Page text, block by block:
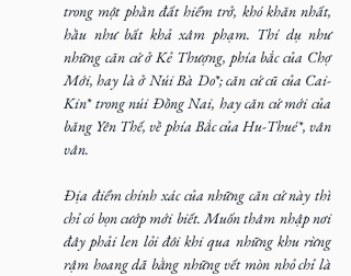
trong một phần đất hiểm trở, khó khăn nhất,
hầu như bất khả xâm phạm. Thí dụ như
những căn cứ ở Kẻ Thượng, phía bắc của Chợ
Mới, hay là ở Núi Bà Do*; căn cứ cũ của Cai-
Kin* trong núi Đồng Nai, hay căn cứ mới của
băng Yên Thế, về phía Bắc của Hu-Thué*, vân
vân.
Địa điểm chính xác của những căn cứ này thì
chỉ có bọn cướp mới biết. Muốn thâm nhập nơi
đây phải len lỏi đôi khi qua những khu rừng
rậm hoang dã bằng những vết mòn nhỏ chỉ là